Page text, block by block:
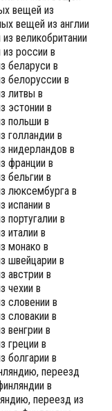
вещей из
вещей из англии
великобритании
россии в
беларуси в
белоруссии в
литвы в
эстонии в
польши в
голландии в
нидерландов в
франции в
бельгии в
люксембурга в
испании в
португалии в
италии в
монако в
швейцарии в
австрии в
чехии в
словении в
словакии в
венгрии в
греции в
болгарии в
переезд
в
переезд из